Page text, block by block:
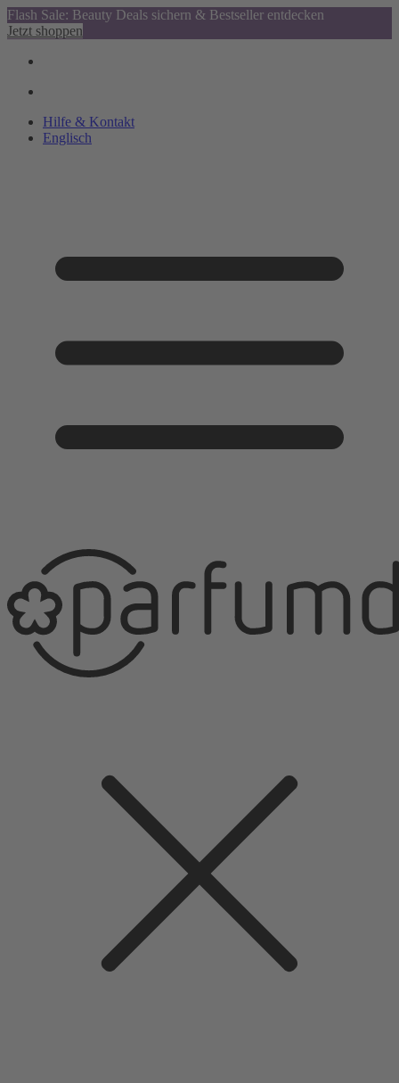
Flash Sale: Beauty Deals sichern & Bestseller entdecken
Jetzt shoppen
Hilfe & Kontakt
Englisch